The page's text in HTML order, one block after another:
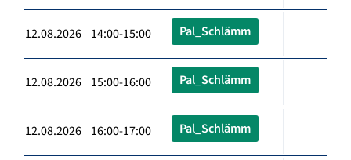
12.08.2026 14:00-15:00 Pal_Schlämm
12.08.2026 15:00-16:00 Pal_Schlämm
12.08.2026 16:00-17:00 Pal_Schlämm